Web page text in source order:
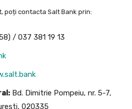
poți contacta Salt Bank prin:
/ 037 381 19 13
Bd. Dimitrie Pompeiu, nr. 5-7,
020335